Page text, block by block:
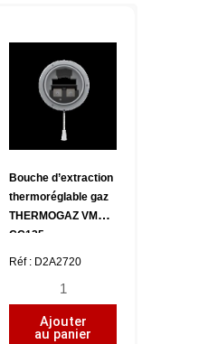
116,
CC125
Bouche d’extraction
thermoréglable gaz
THERMOGAZ VMCI,
CC125
Réf : D2A2720
quantité
de
Bouche
Ajouter
au panier